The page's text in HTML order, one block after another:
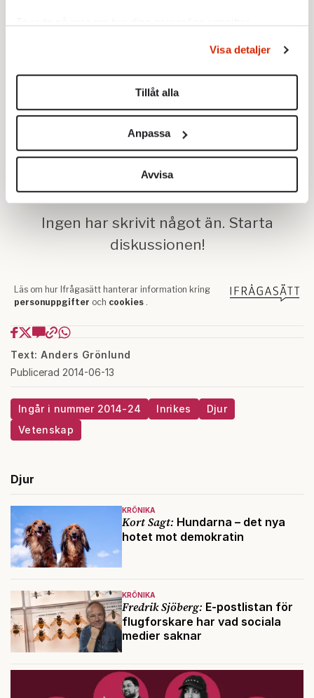
Du kan ändra eller dra tillbaka ditt samtycke när som
helst från cookie-förklaringen.
Vi använder enhetsidentifierare för att anpassa innehållet
för sociala medier och analysera vår trafik. Vi
vidarebefordrar även sådana identifierare och annan
information från din enhet till de sociala medier och
annons- och analysföretag som vi samarbetar med.
Dessa kan i sin tur kombinera informationen med annan
information som du har tillhandahållit eller som de har
samlat in när du har använt deras tjänster.
Visa detaljer
Tillåt alla
Anpassa
Avvisa
Text: Anders Grönlund
Publicerad 2014-06-13
Ingår i nummer 2014-24 Inrikes
Djur
Vetenskap
Djur
KRÖNIKA
Kort Sagt: Hundarna – det nya
hotet mot demokratin
KRÖNIKA
Fredrik Sjöberg: E-postlistan för
flugforskare har vad sociala
medier saknar